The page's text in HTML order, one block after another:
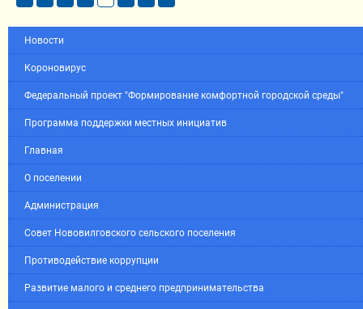
Новости
Короновирус
Федеральный проект "Формирование комфортной городской среды"
Программа поддержки местных инициатив
Главная
О поселении
Администрация
Совет Нововилговского сельского поселения
Противодействие коррупции
Развитие малого и среднего предпринимательства